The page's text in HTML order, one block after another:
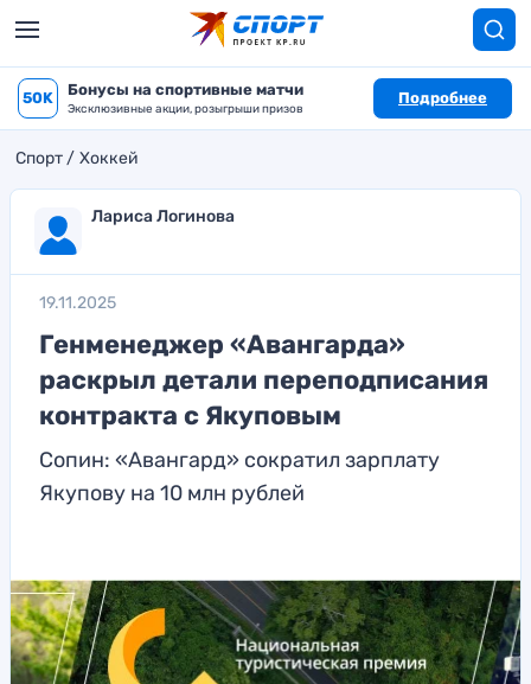
50K Бонусы на спортивные матчи
Эксклюзивные акции, розыгрыши призов
Подробнее
Спорт Хоккей
Лариса Логинова
19.11.2025
Генменеджер «Авангарда»
раскрыл детали переподписания
контракта с Якуповым
Сопин: «Авангард» сократил зарплату
Якупову на 10 млн рублей